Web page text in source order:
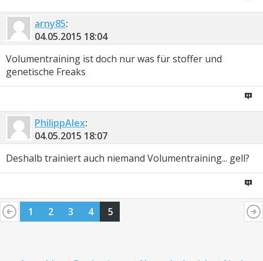
arny85:
04.05.2015 18:04
Volumentraining ist doch nur was für stoffer und
genetische Freaks
PhilippAlex:
04.05.2015 18:07
Deshalb trainiert auch niemand Volumentraining... gell?
1 2 3 4 5